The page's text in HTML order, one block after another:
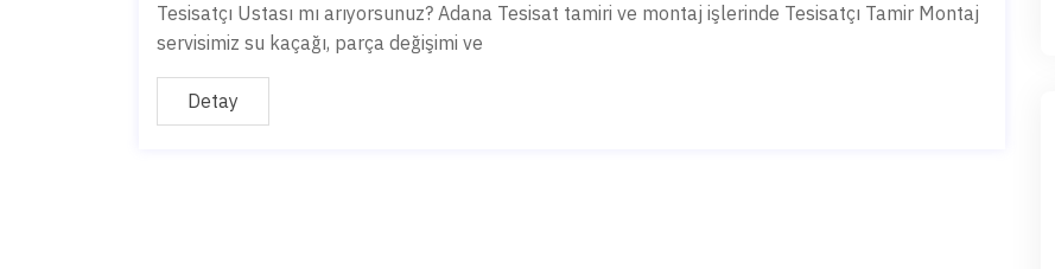
Tesisatçı Ustası mı arıyorsunuz? Adana Tesisat tamiri ve montaj işlerinde Tesisatçı Tamir Montaj
servisimiz su kaçağı, parça değişimi ve
Detay